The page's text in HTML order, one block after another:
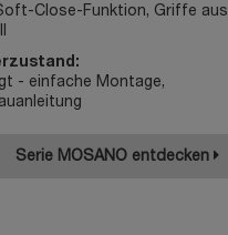
Close-Funktion, Griffe aus
- einfache Montage,
Serie MOSANO entdecken